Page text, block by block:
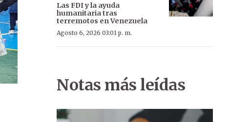
Las FDI y la ayuda
humanitaria tras
terremotos en Venezuela
Agosto 6, 2026 03:01 p. m.
Notas más leídas